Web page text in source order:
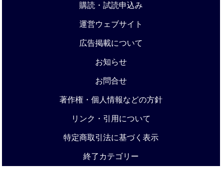
購読・試読申込み
運営ウェブサイト
広告掲載について
お知らせ
お問合せ
著作権・個人情報などの方針
リンク・引用について
特定商取引法に基づく表示
終了カテゴリー